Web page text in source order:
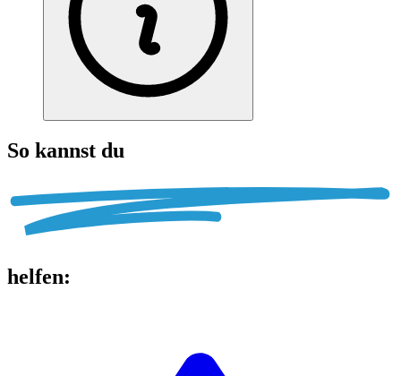
So kannst du
helfen: